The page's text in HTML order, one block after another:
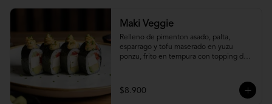
Maki Veggie
Relleno de pimenton asado, palta,
esparrago y tofu maserado en yuzu
ponzu, frito en tempura con topping de
$8.900